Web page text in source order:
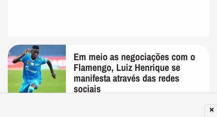
Em meio as negociações com o
Flamengo, Luiz Henrique se
manifesta através das redes
sociais